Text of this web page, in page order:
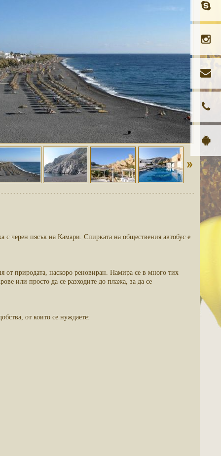
черен пясък на Камари. Спирката на обществения автобус е
от природата, наскоро реновиран. Намира се в много тих
или просто да се разходите до плажа, за да се
от които се нуждаете: